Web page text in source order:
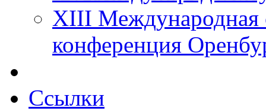
XIII Международная
конференция
Ссылки